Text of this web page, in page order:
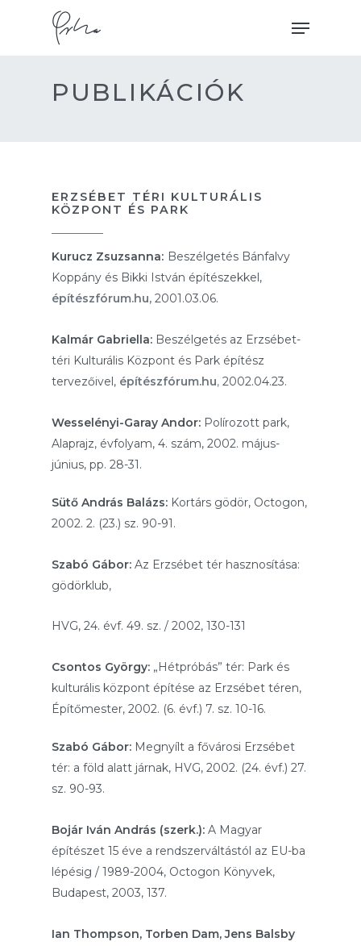
Menu
PUBLIKÁCIÓK
ERZSÉBET TÉRI KULTURÁLIS
KÖZPONT ÉS PARK
Kurucz Zsuzsanna: Beszélgetés Bánfalvy
Koppány és Bikki István építészekkel,
építészfórum.hu,2001.03.06.
Kalmár Gabriella: Beszélgetés az Erzsébet-
téri Kulturális Központ és Park építész
tervezőivel, építészfórum.hu, 2002.04.23.
Wesselényi-Garay Andor: Polírozott park,
Alaprajz, évfolyam, 4. szám, 2002. május-
június, pp. 28-31.
Sütő András Balázs: Kortárs gödör, Octogon,
2002. 2. (23.) sz. 90-91.
Szabó Gábor: Az Erzsébet tér hasznosítása:
gödörklub,
HVG, 24. évf. 49. sz. / 2002, 130-131
Csontos György: „Hétpróbás” tér: Park és
kulturális központ építése az Erzsébet téren,
Építőmester, 2002. (6. évf.) 7. sz. 10-16.
Szabó Gábor: Megnyílt a fővárosi Erzsébet
tér: a föld alatt járnak, HVG, 2002. (24. évf.) 27.
sz. 90-93.
Bojár Iván András (szerk.):A Magyar
építészet 15 éve a rendszerváltástól az EU-ba
lépésig / 1989-2004, Octogon Könyvek,
Budapest, 2003, 137.
Ian Thompson, Torben Dam, Jens Balsby